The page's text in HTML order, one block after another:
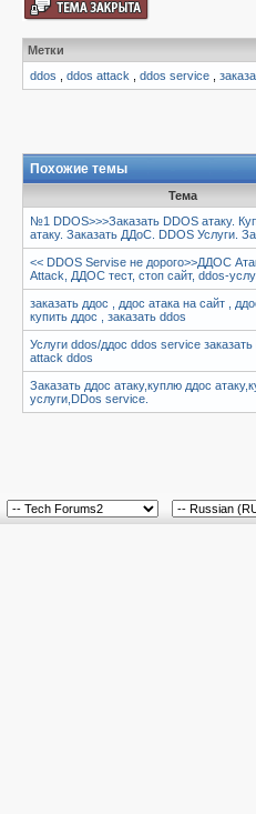
Метки
ddos
ddos attack ddos service
Похожие темы
Тема
№1 DDOS>>>Заказать DDOS атаку.
атаку. Заказать ДДоС. DDOS Услуги.
<< DDOS Servise не дорого>>ДДОС
Attack, ДДОС тест, стоп сайт, ddos-
заказать ддос , ддос атака на сайт ,
купить ддос , заказать ddos
Услуги ddos/ддос ddos service
attack ddos
Заказать ддос атаку,куплю ддос
услуги,DDos service.